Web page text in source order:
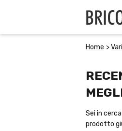
Home >
Sei in
prodotto